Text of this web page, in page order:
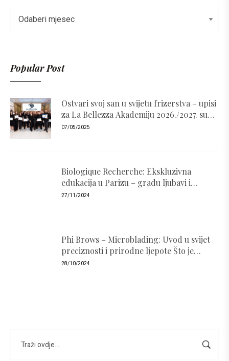
Popular Post
Ostvari svoj san u svijetu frizerstva – upisi
za La Bellezza Akademiju 2026./2027. su
otvoreni!
07/05/2025
Biologique Recherche: Ekskluzivna
edukacija u Parizu – gradu ljubavi i
luksuza
27/11/2024
Phi Brows – Microblading: Uvod u svijet
preciznosti i prirodne ljepote Što je
PhiBrows i zašto je popularan ?
28/10/2024